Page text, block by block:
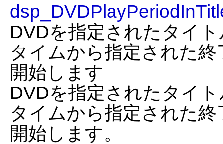
DVDを指定されたタイ
タイムから指定された
開始します
DVDを指定されたタイ
タイムから指定された
開始します。